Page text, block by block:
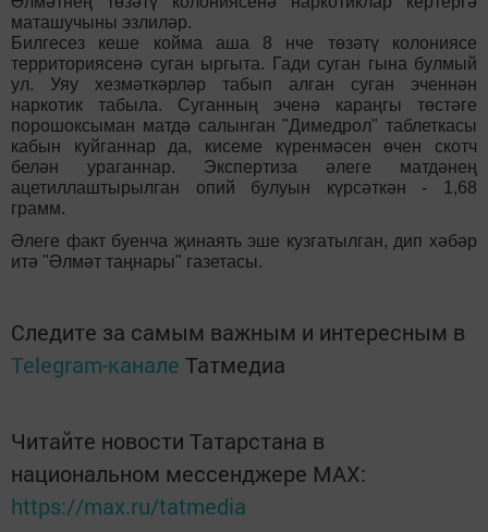
маташучыны эзлиләр.
Билгесез кеше койма аша 8 нче төзәтү колониясе
территориясенә суган ыргыта. Гади суган гына булмый
ул. Уяу хезмәткәрләр табып алган суган эченнән
наркотик табыла. Суганның эченә караңгы төстәге
порошоксыман матдә салынган "Димедрол" таблеткасы
кабын куйганнар да, кисеме күренмәсен өчен скотч
белән ураганнар. Экспертиза әлеге матдәнең
ацетиллаштырылган опий булуын күрсәткән - 1,68
грамм.
Әлеге факт буенча җинаять эше кузгатылган, дип хәбәр
итә "Әлмәт таңнары" газетасы.
Следите за самым важным и интересным в
Telegram-канале Татмедиа
Читайте новости Татарстана в
национальном мессенджере MАХ:
https://max.ru/tatmedia